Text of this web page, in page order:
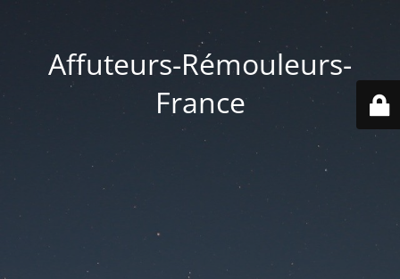
Affuteurs-Rémouleurs-
France